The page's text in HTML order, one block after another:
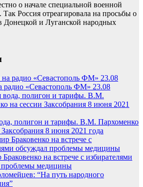
о начале специальной военной
Россия отреагировала на просьбы о
Донецкой и Луганской народных
радио «Севастополь ФМ» 23.08
полигон и тарифы. В.М. Пархоменко
Заксобрания 8 июня 2021 года
на встрече с избирателями
проблемы медицины